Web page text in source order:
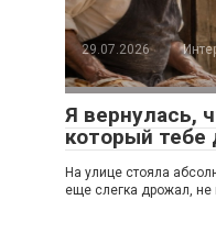
29.07.2026
Я вернулась,
который
На улице стояла
еще слегка дрожал, не